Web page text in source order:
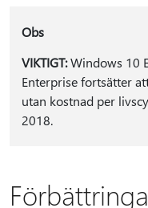
Obs
VIKTIGT:Windows 10
Enterprise fortsätter
utan kostnad per
2018.